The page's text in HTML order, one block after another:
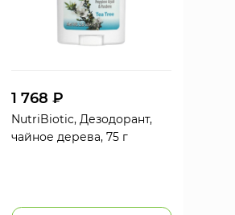
1 768 ₽
NutriBiotic, Дезодорант,
чайное дерева, 75 г